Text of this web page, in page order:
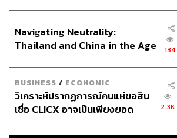
Navigating Neutrality:
Thailand and China in the Age
134
BUSINESS / ECONOMIC
วิเคราะห์ปรากฏการณ์คนแห่ขอสิน
เชื่อ CLICX อาจเป็นเพียงยอด
2.3K